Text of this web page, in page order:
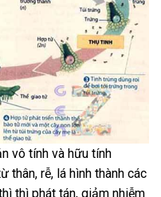
vô tính và hữu tính
thân, rễ, lá hình thành các
thì phát tán, giảm nhiễm